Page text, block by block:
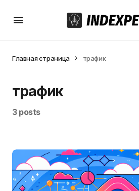
Главная страница трафик
трафик
3 posts